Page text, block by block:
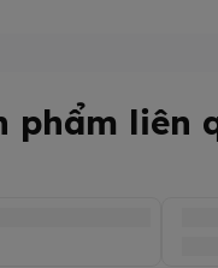
phẩm liên